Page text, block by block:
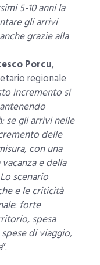
5-10 anni la
gli arrivi
grazie alla
Porcu,
regionale
incremento si
se gli arrivi nelle
delle
con una
e della
Lo scenario
e le criticità
: forte
spesa
di viaggio,
”.